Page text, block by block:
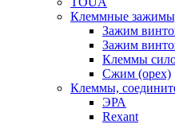
Клеммные
Зажим
Зажим
Клеммы
Сжим (орех)
Клеммы,
ЭРА
Rexant